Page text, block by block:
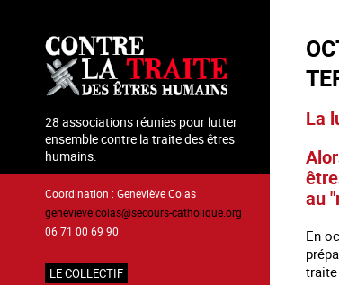
contenu
principal
28 associations réunies pour lutter
ensemble contre la traite des êtres
humains.
Coordination : Geneviève Colas
genevieve.colas@secours-catholique.org
06 71 00 69 90
LE COLLECTIF
La
au
En